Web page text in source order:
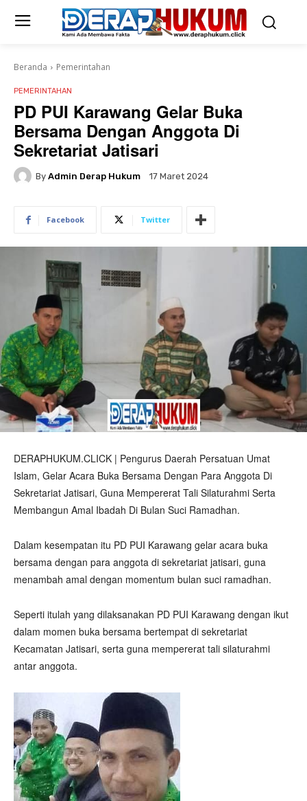
Beranda Pemerintahan
PEMERINTAHAN
PD PUI Karawang Gelar Buka
Bersama Dengan Anggota Di
Sekretariat Jatisari
By Admin Derap Hukum 17 Maret 2024
Facebook Twitter
DERAPHUKUM.CLICK | Pengurus Daerah Persatuan Umat
Islam, Gelar Acara Buka Bersama Dengan Para Anggota Di
Sekretariat Jatisari, Guna Mempererat Tali Silaturahmi Serta
Membangun Amal Ibadah Di Bulan Suci Ramadhan.
Dalam kesempatan itu PD PUI Karawang gelar acara buka
bersama dengan para anggota di sekretariat jatisari, guna
menambah amal dengan momentum bulan suci ramadhan.
Seperti itulah yang dilaksanakan PD PUI Karawang dengan ikut
dalam momen buka bersama bertempat di sekretariat
Kecamatan Jatisari, serta guna mempererat tali silaturahmi
antar anggota.